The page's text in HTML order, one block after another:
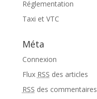
Réglementation
Taxi et VTC
Méta
Connexion
Flux RSS des articles
RSS des commentaires